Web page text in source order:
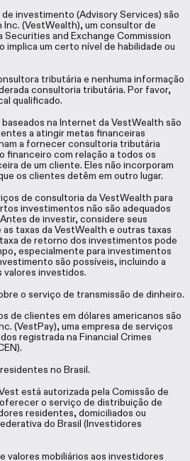
investimento (Advisory Services) são
(VestWealth), um consultor de
and Exchange Commission
implica um certo nível de habilidade ou
tributária e nenhuma informação
consultoria tributária. Por favor,
qualificado.
na Internet da VestWealth são
a atingir metas financeiras
a fornecer consultoria tributária
financeiro com relação a todos os
de um cliente. Eles não incorporam
os clientes detêm em outro lugar.
de consultoria da VestWealth para
investimentos não são adequados
de investir, considere seus
taxas da VestWealth e outras taxas
de retorno dos investimentos pode
especialmente para investimentos
são possíveis, incluindo a
investidos.
o serviço de transmissão de dinheiro.
de clientes em dólares americanos são
(VestPay), uma empresa de serviços
registrada na Financial Crimes
no Brasil.
está autorizada pela Comissão de
o serviço de distribuição de
residentes, domiciliados ou
do Brasil (Investidores
valores mobiliários aos investidores